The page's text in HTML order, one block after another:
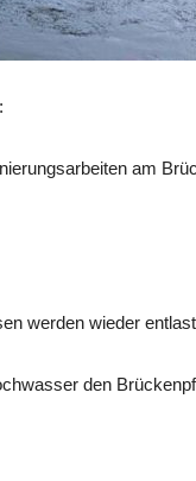
am
werden wieder
den